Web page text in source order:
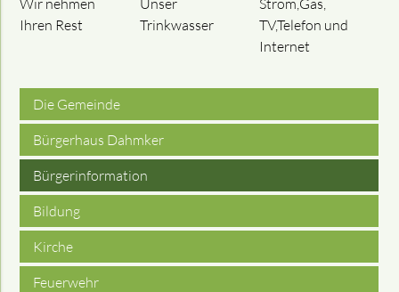
Ihren Rest
Trinkwasser
TV,Telefon und
Internet
Die Gemeinde
Bürgerhaus Dahmker
Bürgerinformation
Bildung
Kirche
Feuerwehr